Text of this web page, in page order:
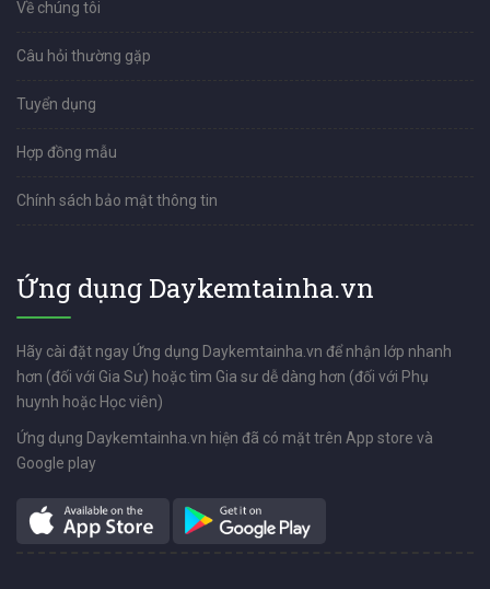
Về chúng tôi
Câu hỏi thường gặp
Tuyển dụng
Hợp đồng mẫu
Chính sách bảo mật thông tin
Ứng dụng Daykemtainha.vn
Hãy cài đặt ngay Ứng dụng Daykemtainha.vn để nhận lớp nhanh
hơn (đối với Gia Sư) hoặc tìm Gia sư dễ dàng hơn (đối với Phụ
huynh hoặc Học viên)
Ứng dụng Daykemtainha.vn hiện đã có mặt trên App store và
Google play